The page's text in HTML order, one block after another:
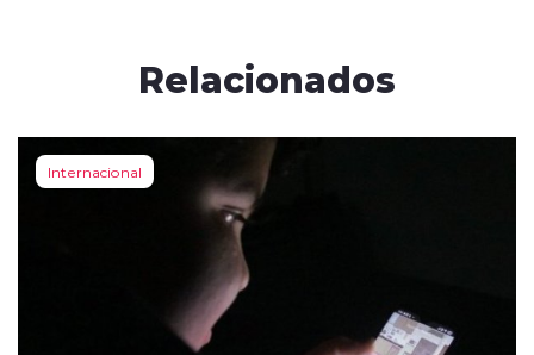
Relacionados
Internacional